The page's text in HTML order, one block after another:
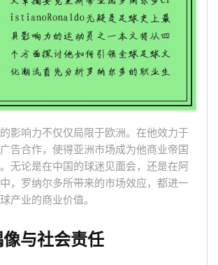
影响力不仅仅局限于欧洲。在他效力于
告合作，使得亚洲市场成为他商业帝国
无论是在中国的球迷见面会，还是在阿
，罗纳尔多所带来的市场效应，都进一
产业的商业价值。
与社会责任